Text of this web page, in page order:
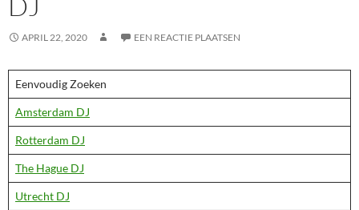
APRIL 22, 2020 EEN REACTIE PLAATSEN
Eenvoudig Zoeken
Amsterdam DJ
Rotterdam DJ
The Hague DJ
Utrecht DJ